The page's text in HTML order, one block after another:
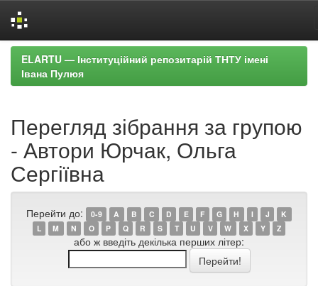
Skip
navigation
ELARTU — Інституційний репозитарій ТНТУ імені
Івана Пулюя
Перегляд зібрання за групою
- Автори Юрчак, Ольга
Сергіївна
Перейти до: 0-9 A B C D E F G H I J
K
L
M N O P Q R S T U V W X Y Z
або ж введіть декілька перших літер: